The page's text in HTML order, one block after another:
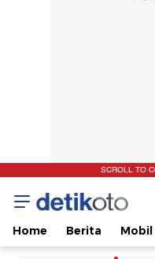
SCROLL TO
Home Berita Mobil